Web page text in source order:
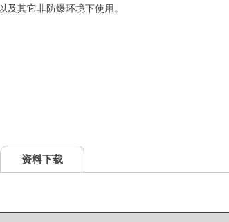
及其它非防爆环境下使用。
资料下载